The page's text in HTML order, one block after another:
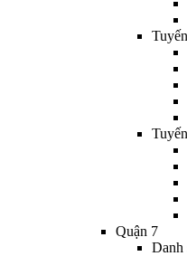
Quận 7
Danh